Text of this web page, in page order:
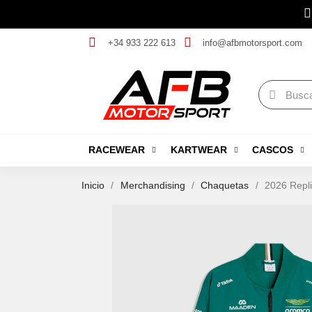
+34 933 222 613 info@afbmotorsport.com
RACEWEAR KARTWEAR CASCOS
Inicio Merchandising Chaquetas 2026